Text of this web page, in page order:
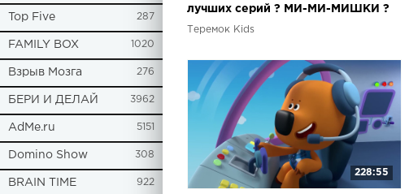
Top Five 287
FAMILY BOX 1020
Взрыв Мозга 276
БЕРИ И ДЕЛАЙ 3962
AdMe.ru 5151
Domino Show 308
BRAIN TIME 922
лучших серий ? МИ-МИ-МИШКИ ?
Теремок Kids
228:55